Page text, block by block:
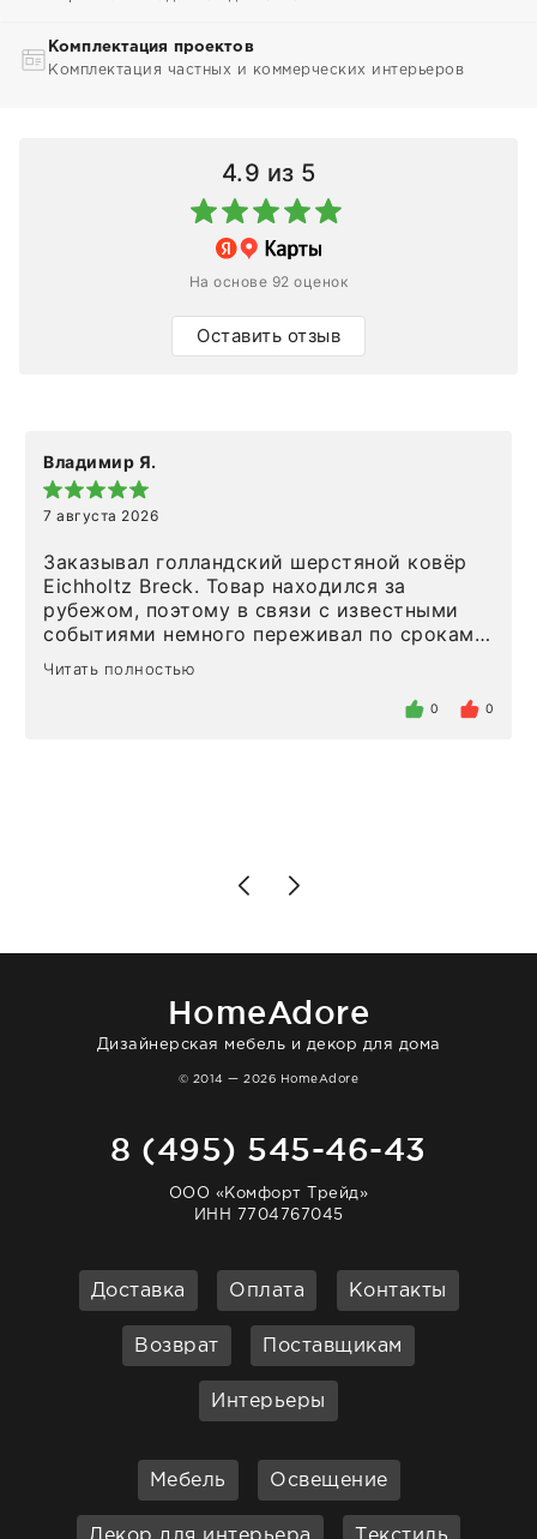
Комплектация проектов
Комплектация частных и коммерческих интерьеров
4.9 из 5
На основе 92 оценок
Оставить отзыв
Владимир Я.
7 августа 2026
Заказывал голландский шерстяной ковёр
Eichholtz Breck. Товар находился за
рубежом, поэтому в связи с известными
событиями немного переживал по срокам.
Но homeadore привезли ровно в
определенное в договоре время, без
то качество выше всяких похвал. Выглядит
Читать полностью
0 0
HomeAdore
Дизайнерская мебель и декор для дома
© 2014 — 2026 HomeAdore
8 (495) 545-46-43
ООО «Комфорт Трейд»
ИНН 7704767045
Доставка Оплата Контакты
Возврат Поставщикам
Интерьеры
Мебель Освещение